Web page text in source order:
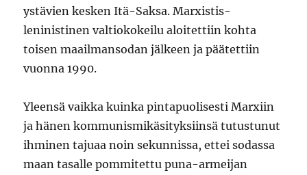
ystävien kesken Itä-Saksa. Marxistis-
leninistinen valtiokokeilu aloitettiin kohta
toisen maailmansodan jälkeen ja päätettiin
vuonna 1990.
Yleensä vaikka kuinka pintapuolisesti Marxiin
ja hänen kommunismikäsityksiinsä tutustunut
ihminen tajuaa noin sekunnissa, ettei sodassa
maan tasalle pommitettu puna-armeijan